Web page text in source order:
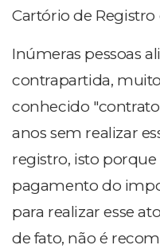
Cartório de Registro
Inúmeras pessoas
contrapartida,
conhecido
anos sem realizar
registro, isto porque
pagamento do
para realizar esse
de fato, não é